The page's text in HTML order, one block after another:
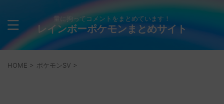
量に拘ってコメントをまとめています！
レインボーポケモンまとめサイト
HOME > ポケモンSV >